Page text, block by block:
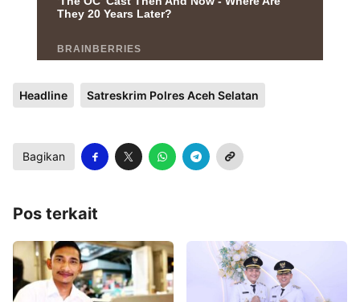
Headline Satreskrim Polres Aceh Selatan
Bagikan
Pos terkait